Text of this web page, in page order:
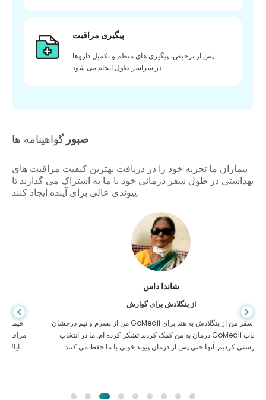
پیگیری مراقبت
پس از ترخیص، پیگیری های منظم و تکمیل داروها
در سراسر طول انجام می شود
صبور گواهینامه ها
بیماران ما تجربه خود را در دریافت بهترین کیفیت مراقبت های
بهداشتی در طول سفر درمانی خود با ما به اشتراک می گذارند تا
پیوندی عالی برای آینده ایجاد کنند.
شاندا داس
از بنگلادش برای گوارش
من از پسرم و تیم درخشان GoMedii که در سفر من از بنگلادش به هند برای
درمان به من کمک کردند تشکر کرده ام. ما در انتخاب GoMedii انتخاب
درستی کردیم. آنها حتی پس از درمان پیوند خوبی با ما حفظ می کنند